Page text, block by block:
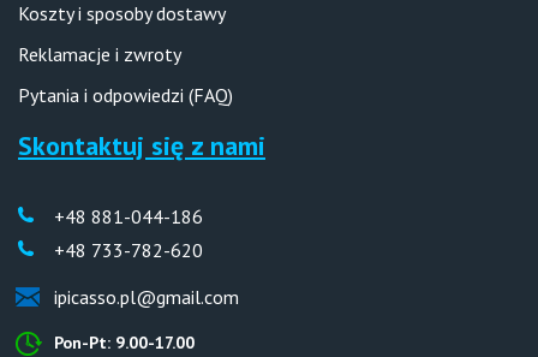
Koszty i sposoby dostawy
Reklamacje i zwroty
Pytania i odpowiedzi (FAQ)
Skontaktuj się z nami
+48 881-044-186
+48 733-782-620
ipicasso.pl@gmail.com
Pon-Pt: 9.00-17.00